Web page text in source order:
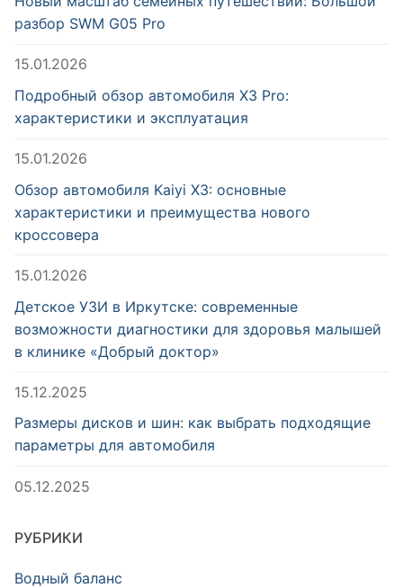
разбор SWM G05 Pro
15.01.2026
Подробный обзор автомобиля X3 Pro:
характеристики и эксплуатация
15.01.2026
Обзор автомобиля Kaiyi X3: основные
характеристики и преимущества нового
кроссовера
15.01.2026
Детское УЗИ в Иркутске: современные
возможности диагностики для здоровья малышей
в клинике «Добрый доктор»
15.12.2025
Размеры дисков и шин: как выбрать подходящие
параметры для автомобиля
05.12.2025
РУБРИКИ
Водный баланс